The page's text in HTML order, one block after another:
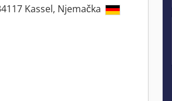
Kassel, Njemačka